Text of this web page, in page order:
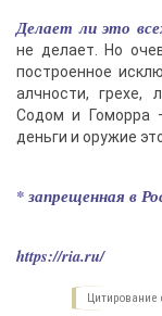
Делает ли это
не делает. Но
построенное
алчности, грехе,
Содом и Гоморра
деньги и оружие
* запрещенная в
https://ria.ru/
Цитирование